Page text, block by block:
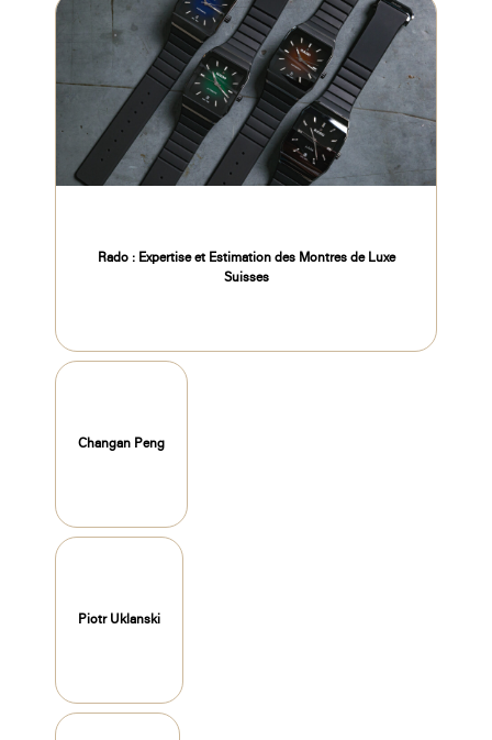
Rado : Expertise et Estimation des Montres de Luxe
Suisses
Changan Peng
Piotr Uklanski